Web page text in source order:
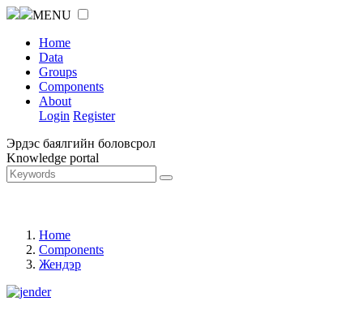
MENU
Home
Data
Groups
Components
About
Login Register
Эрдэс баялгийн боловсрол
Knowledge portal
Home
Components
Жендэр